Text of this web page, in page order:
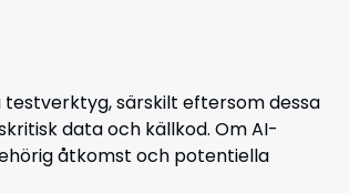
särskilt eftersom dessa
data och källkod. Om AI-
åtkomst och potentiella